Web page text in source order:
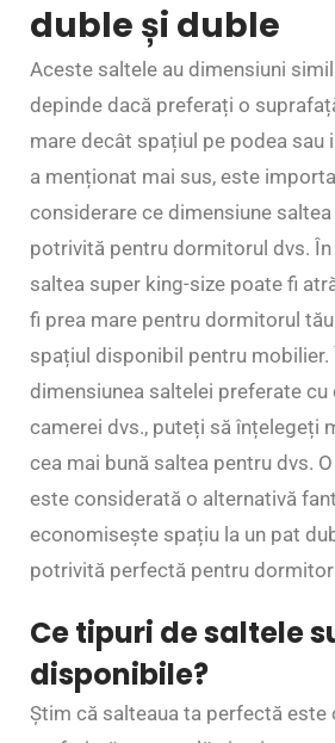
duble și duble
Aceste saltele au dimensiuni
depinde dacă preferați o
mare decât spațiul pe podea sau
a menționat mai sus, este
considerare ce dimensiune
potrivită pentru dormitorul dvs.
saltea super king-size poate fi
fi prea mare pentru dormitorul
spațiul disponibil pentru mobilier.
dimensiunea saltelei preferate cu
camerei dvs., puteți să înțelegeți
cea mai bună saltea pentru dvs.
este considerată o alternativă
economisește spațiu la un pat
potrivită perfectă pentru
Ce tipuri de saltele
disponibile?
Știm că salteaua ta perfectă este